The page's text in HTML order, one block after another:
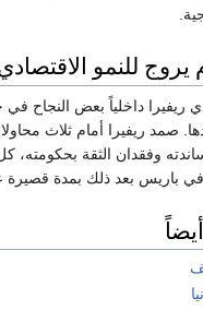
يروج للنمو
ريفيرا داخلياً بعض النجاح
وفقدان الثقة بحكومته،
بعد ذلك بمدة قصيرة عام